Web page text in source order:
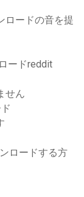
ロードの音を提
ードreddit
せん
ロードする方